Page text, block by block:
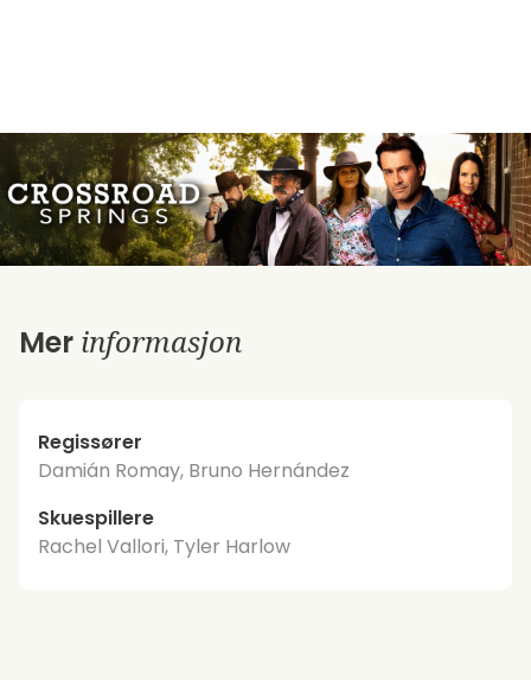
Mer informasjon
Regissører
Damián Romay, Bruno Hernández
Skuespillere
Rachel Vallori, Tyler Harlow